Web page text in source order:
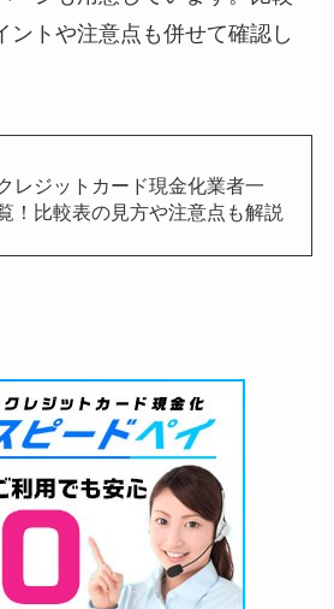
ントや注意点も併せて確認し
レジットカード現金化業者一
！比較表の見方や注意点も解説